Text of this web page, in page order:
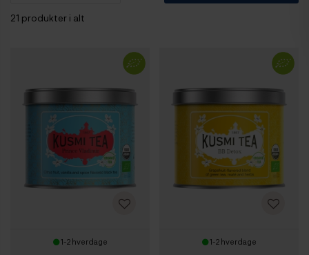
21 produkter i alt
1-2 hverdage 1-2 hverdage